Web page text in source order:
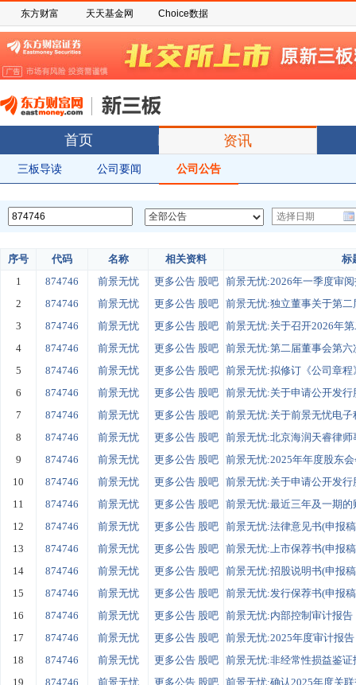
东方财富 天天基金网 Choice数据
首页 资讯
三板导读 公司要闻 公司公告
序号 代码 名称 相关资料
标
1
874746 前景无忧 更多公告 股吧
前景无忧:2026年一季度审
2
874746 前景无忧 更多公告 股吧
前景无忧:独立董事关于第二
3
874746 前景无忧 更多公告 股吧
前景无忧:关于召开2026年
4
874746 前景无忧 更多公告 股吧
前景无忧:第二届董事会第六
5
874746 前景无忧 更多公告 股吧
前景无忧:拟修订《公司章程
6
874746 前景无忧 更多公告 股吧
前景无忧:关于申请公开发行
7
874746 前景无忧 更多公告 股吧
前景无忧:关于前景无忧电子
8
874746 前景无忧 更多公告 股吧
前景无忧:北京海润天睿律师
9
874746 前景无忧 更多公告 股吧
前景无忧:2025年年度股东
10
874746 前景无忧 更多公告 股吧
前景无忧:关于申请公开发行
11
874746 前景无忧 更多公告 股吧
前景无忧:最近三年及一期的
12
874746 前景无忧 更多公告 股吧
前景无忧:法律意见书(申报
13
874746 前景无忧 更多公告 股吧
前景无忧:上市保荐书(申报
14
874746 前景无忧 更多公告 股吧
前景无忧:招股说明书(申报
15
874746 前景无忧 更多公告 股吧
前景无忧:发行保荐书(申报
16
874746 前景无忧 更多公告 股吧
前景无忧:内部控制审计报告
17
874746 前景无忧 更多公告 股吧
前景无忧:2025年度审计报告
18
874746 前景无忧 更多公告 股吧
前景无忧:非经常性损益鉴证
19
874746 前景无忧 更多公告 股吧
前景无忧:确认2025年度关